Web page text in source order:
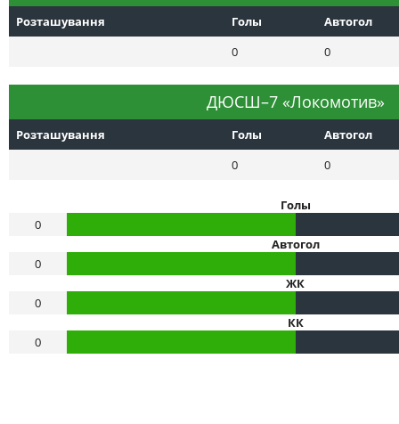
Розташування Голы
Автогол
0
0
ДЮСШ–7 «Локомотив»
Розташування Голы
Автогол
0
0
Голы
0
Автогол
0
ЖК
0
КК
0